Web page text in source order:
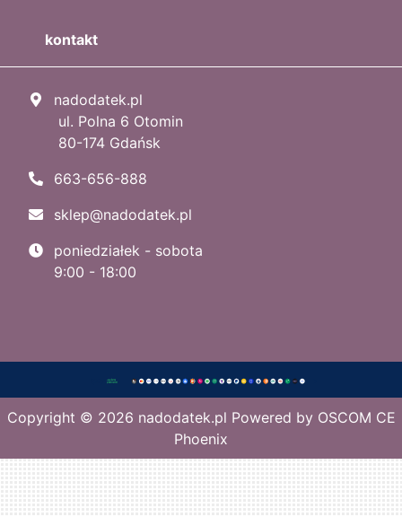
kontakt
nadodatek.pl
ul. Polna 6 Otomin
80-174 Gdańsk
663-656-888
sklep@nadodatek.pl
poniedziałek - sobota
9:00 - 18:00
Copyright © 2026 nadodatek.pl Powered by OSCOM CE
Phoenix